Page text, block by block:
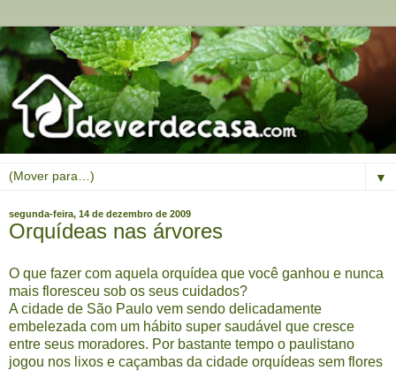
▼
segunda-feira, 14 de dezembro de 2009
Orquídeas nas árvores
O que fazer com aquela orquídea que você ganhou e nunca
mais floresceu sob os seus cuidados?
A cidade de São Paulo vem sendo delicadamente
embelezada com um hábito super saudável que cresce
entre seus moradores. Por bastante tempo o paulistano
jogou nos lixos e caçambas da cidade orquídeas sem flores